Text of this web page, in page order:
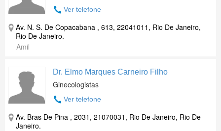
Ver telefone
Av. N. S. De Copacabana , 613, 22041011, Rio De Janeiro,
Rio De Janeiro.
Amil
Dr. Elmo Marques Carneiro Filho
Ginecologistas
Ver telefone
Av. Bras De Pina , 2031, 21070031, Rio De Janeiro, Rio De
Janeiro.